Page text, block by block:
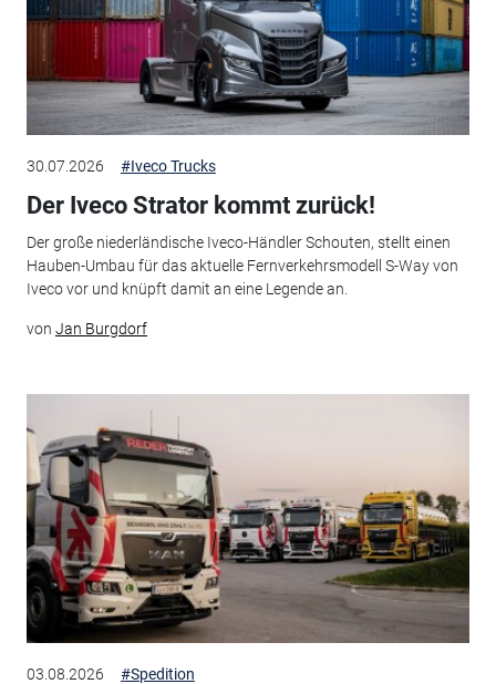
30.07.2026 #Iveco Trucks
Der Iveco Strator kommt zurück!
Der große niederländische Iveco-Händler Schouten, stellt einen
Hauben-Umbau für das aktuelle Fernverkehrsmodell S-Way von
Iveco vor und knüpft damit an eine Legende an.
von Jan Burgdorf
03.08.2026 #Spedition